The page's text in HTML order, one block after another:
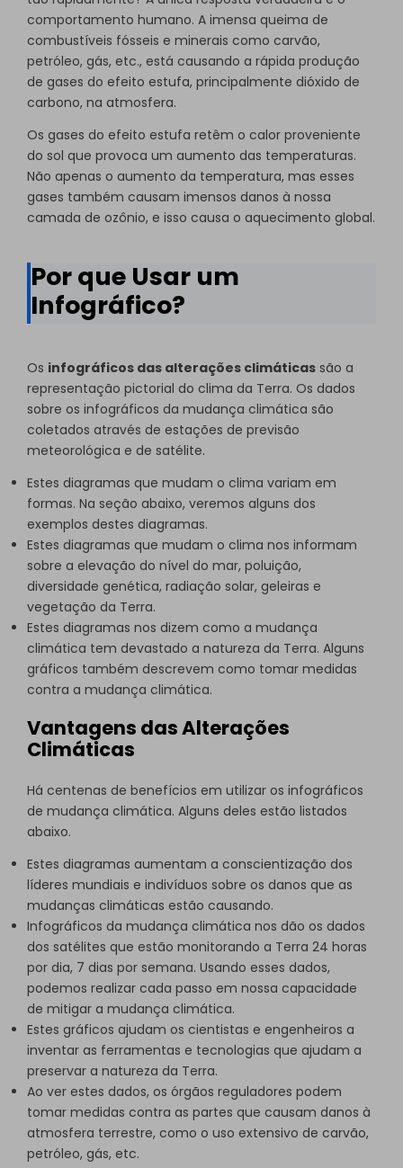
comportamento humano. A imensa queima de
combustíveis fósseis e minerais como carvão,
petróleo, gás, etc., está causando a rápida produção
de gases do efeito estufa, principalmente dióxido de
carbono, na atmosfera.
Os gases do efeito estufa retêm o calor proveniente
do sol que provoca um aumento das temperaturas.
Não apenas o aumento da temperatura, mas esses
gases também causam imensos danos à nossa
camada de ozônio, e isso causa o aquecimento global.
Por que Usar um
Infográfico?
Os infográficos das alterações climáticas são a
representação pictorial do clima da Terra. Os dados
sobre os infográficos da mudança climática são
coletados através de estações de previsão
meteorológica e de satélite.
Estes diagramas que mudam o clima variam em
formas. Na seção abaixo, veremos alguns dos
exemplos destes diagramas.
Estes diagramas que mudam o clima nos informam
sobre a elevação do nível do mar, poluição,
diversidade genética, radiação solar, geleiras e
vegetação da Terra.
Estes diagramas nos dizem como a mudança
climática tem devastado a natureza da Terra. Alguns
gráficos também descrevem como tomar medidas
contra a mudança climática.
Vantagens das Alterações
Climáticas
Há centenas de benefícios em utilizar os infográficos
de mudança climática. Alguns deles estão listados
abaixo.
Estes diagramas aumentam a conscientização dos
líderes mundiais e indivíduos sobre os danos que as
mudanças climáticas estão causando.
Infográficos da mudança climática nos dão os dados
dos satélites que estão monitorando a Terra 24 horas
por dia, 7 dias por semana. Usando esses dados,
podemos realizar cada passo em nossa capacidade
de mitigar a mudança climática.
Estes gráficos ajudam os cientistas e engenheiros a
inventar as ferramentas e tecnologias que ajudam a
preservar a natureza da Terra.
Ao ver estes dados, os órgãos reguladores podem
tomar medidas contra as partes que causam danos à
atmosfera terrestre, como o uso extensivo de carvão,
petróleo, gás, etc.